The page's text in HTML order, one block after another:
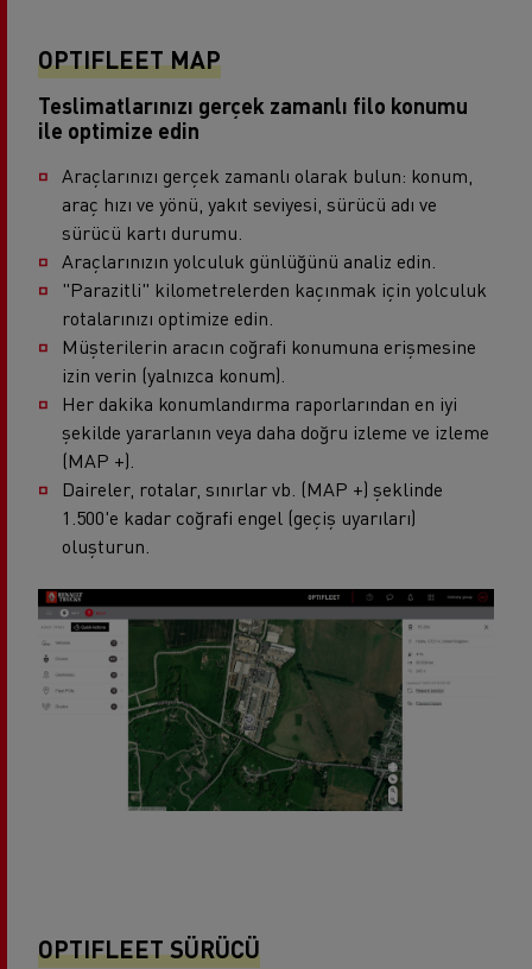
OPTIFLEET MAP
Teslimatlarınızı gerçek zamanlı filo konumu
ile optimize edin
Araçlarınızı gerçek zamanlı olarak bulun: konum,
araç hızı ve yönü, yakıt seviyesi, sürücü adı ve
sürücü kartı durumu.
Araçlarınızın yolculuk günlüğünü analiz edin.
"Parazitli" kilometrelerden kaçınmak için yolculuk
rotalarınızı optimize edin.
Müşterilerin aracın coğrafi konumuna erişmesine
izin verin (yalnızca konum).
Her dakika konumlandırma raporlarından en iyi
şekilde yararlanın veya daha doğru izleme ve izleme
(MAP +).
Daireler, rotalar, sınırlar vb. (MAP +) şeklinde
1.500'e kadar coğrafi engel (geçiş uyarıları)
oluşturun.
OPTIFLEET SÜRÜCÜ